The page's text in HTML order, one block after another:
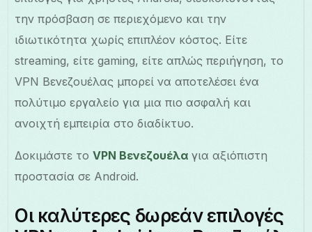
την πρόσβαση σε περιεχόμενο και την
ιδιωτικότητα χωρίς επιπλέον κόστος. Είτε
streaming, είτε gaming, είτε απλώς περιήγηση, το
VPN Βενεζουέλας μπορεί να αποτελέσει ένα
πολύτιμο εργαλείο για μια πιο ασφαλή και
ανοιχτή εμπειρία στο διαδίκτυο.
Δοκιμάστε τοVPN Βενεζουέλα για αξιόπιστη
προστασία σε Android.
Οι καλύτερες δωρεάν επιλογές